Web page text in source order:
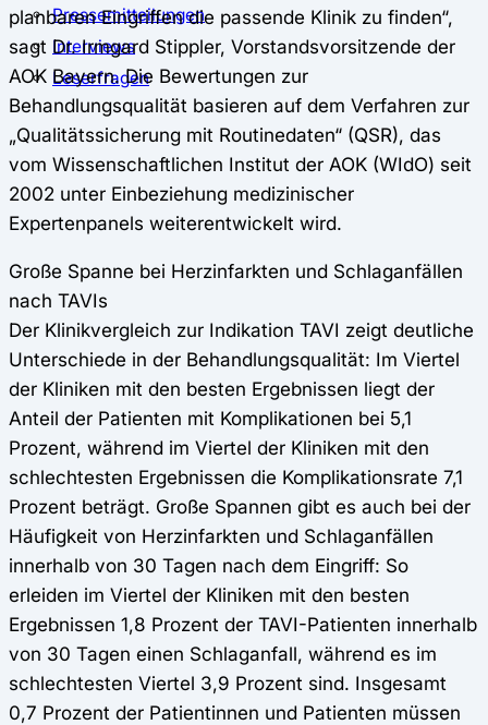
Pressemitteilungen
Interviews
Leserfragen
planbaren Eingriffen die passende Klinik zu finden“,
sagt Dr. Irmgard Stippler, Vorstandsvorsitzende der
AOK Bayern. Die Bewertungen zur
Behandlungsqualität basieren auf dem Verfahren zur
„Qualitätssicherung mit Routinedaten“ (QSR), das
vom Wissenschaftlichen Institut der AOK (WIdO) seit
2002 unter Einbeziehung medizinischer
Expertenpanels weiterentwickelt wird.
Große Spanne bei Herzinfarkten und Schlaganfällen
nach TAVIs
Der Klinikvergleich zur Indikation TAVI zeigt deutliche
Unterschiede in der Behandlungsqualität: Im Viertel
der Kliniken mit den besten Ergebnissen liegt der
Anteil der Patienten mit Komplikationen bei 5,1
Prozent, während im Viertel der Kliniken mit den
schlechtesten Ergebnissen die Komplikationsrate 7,1
Prozent beträgt. Große Spannen gibt es auch bei der
Häufigkeit von Herzinfarkten und Schlaganfällen
innerhalb von 30 Tagen nach dem Eingriff: So
erleiden im Viertel der Kliniken mit den besten
Ergebnissen 1,8 Prozent der TAVI-Patienten innerhalb
von 30 Tagen einen Schlaganfall, während es im
schlechtesten Viertel 3,9 Prozent sind. Insgesamt
0,7 Prozent der Patientinnen und Patienten müssen